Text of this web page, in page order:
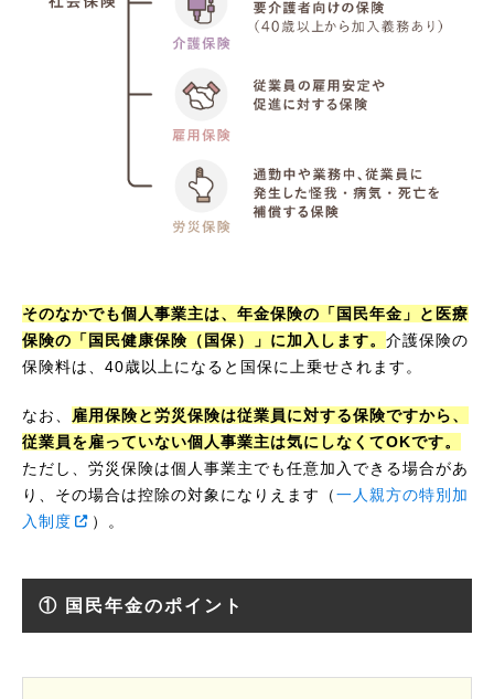
そのなかでも個人事業主は、年金保険の「国民年金」と医療
保険の「国民健康保険（国保）」に加入します。 介護保険の
保険料は、40歳以上になると国保に上乗せされます。
なお、 雇用保険と労災保険は従業員に対する保険ですから、
従業員を雇っていない個人事業主は気にしなくてOKです。
ただし、労災保険は個人事業主でも任意加入できる場合があ
り、その場合は控除の対象になりえます（一人親方の特別加
入制度
）。
① 国民年金のポイント